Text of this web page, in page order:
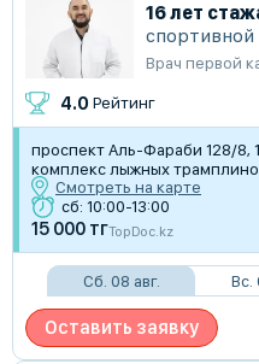
16 лет
Врач первой
4.0 Рейтинг
проспект Аль-Фараби 128/8,
комплекс лыжных
Смотреть на карте
сб: 10:00-13:00
15 000 тгTopDoc.kz
Сб. 08 авг. Вс.
Оставить заявку